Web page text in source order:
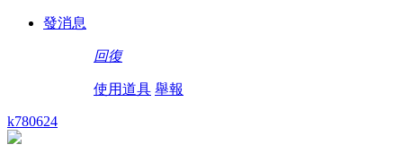
發消息
回復
使用道具 舉報
k780624